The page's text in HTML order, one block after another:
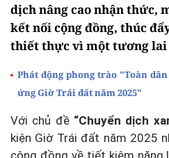
dịch nâng cao nhận thức,
kết nối cộng đồng, thúc
thiết thực vì một tương lai
Phát động phong trào "Toàn
ứng Giờ Trái đất năm 2025"
Với chủ đề “Chuyển dịch
kiện Giờ Trái đất năm 2025
cộng đồng về tiết kiệm năng